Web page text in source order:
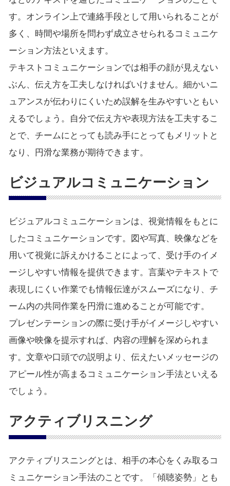
す。オンライン上で連絡手段として用いられることが
多く、時間や場所を問わず成立させられるコミュニケ
ーション方法といえます。
テキストコミュニケーションでは相手の顔が見えない
ぶん、伝え方を工夫しなければいけません。細かいニ
ュアンスが伝わりにくいため誤解を生みやすいともい
えるでしょう。自分で伝え方や表現方法を工夫するこ
とで、チームにとっても読み手にとってもメリットと
なり、円滑な業務が期待できます。
ビジュアルコミュニケーション
ビジュアルコミュニケーションは、視覚情報をもとに
したコミュニケーションです。図や写真、映像などを
用いて視覚に訴えかけることによって、受け手のイメ
ージしやすい情報を提供できます。言葉やテキストで
表現しにくい作業でも情報伝達がスムーズになり、チ
ーム内の共同作業を円滑に進めることが可能です。
プレゼンテーションの際に受け手がイメージしやすい
画像や映像を提示すれば、内容の理解を深められま
す。文章や口頭での説明より、伝えたいメッセージの
アピール性が高まるコミュニケーション手法といえる
でしょう。
アクティブリスニング
アクティブリスニングとは、相手の本心をくみ取るコ
ミュニケーション手法のことです。「傾聴姿勢」とも